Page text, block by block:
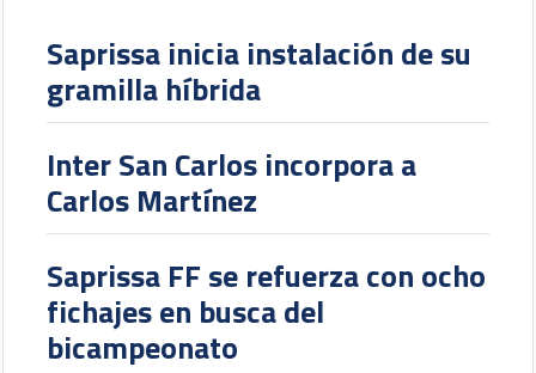
Saprissa inicia instalación de su
gramilla híbrida
Inter San Carlos incorpora a
Carlos Martínez
Saprissa FF se refuerza con ocho
fichajes en busca del
bicampeonato